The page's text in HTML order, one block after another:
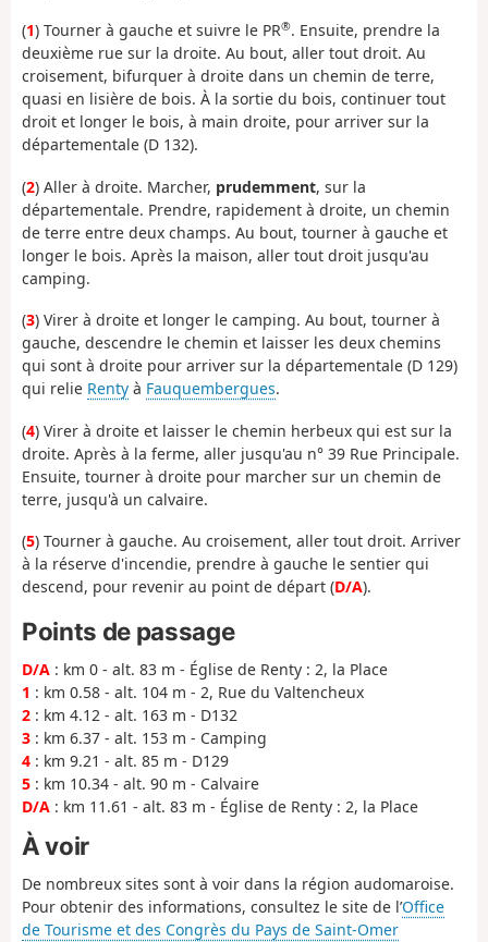
(1) Tourner à gauche et suivre le PR®. Ensuite, prendre la
deuxième rue sur la droite. Au bout, aller tout droit. Au
croisement, bifurquer à droite dans un chemin de terre,
quasi en lisière de bois. À la sortie du bois, continuer tout
droit et longer le bois, à main droite, pour arriver sur la
départementale (D 132).
(2) Aller à droite. Marcher, prudemment, sur la
départementale. Prendre, rapidement à droite, un chemin
de terre entre deux champs. Au bout, tourner à gauche et
longer le bois. Après la maison, aller tout droit jusqu'au
camping.
(3) Virer à droite et longer le camping. Au bout, tourner à
gauche, descendre le chemin et laisser les deux chemins
qui sont à droite pour arriver sur la départementale (D 129)
qui relie Renty à Fauquembergues.
(4) Virer à droite et laisser le chemin herbeux qui est sur la
droite. Après à la ferme, aller jusqu'au n° 39 Rue Principale.
Ensuite, tourner à droite pour marcher sur un chemin de
terre, jusqu'à un calvaire.
(5) Tourner à gauche. Au croisement, aller tout droit. Arriver
à la réserve d'incendie, prendre à gauche le sentier qui
descend, pour revenir au point de départ (D/A).
Points de passage
D/A : km 0 - alt. 83 m - Église de Renty : 2, la Place
1 : km 0.58 - alt. 104 m - 2, Rue du Valtencheux
2 : km 4.12 - alt. 163 m - D132
3 : km 6.37 - alt. 153 m - Camping
4 : km 9.21 - alt. 85 m - D129
5 : km 10.34 - alt. 90 m - Calvaire
D/A : km 11.61 - alt. 83 m - Église de Renty : 2, la Place
À voir
De nombreux sites sont à voir dans la région audomaroise.
Pour obtenir des informations, consultez le site de l’Office
de Tourisme et des Congrès du Pays de Saint-Omer